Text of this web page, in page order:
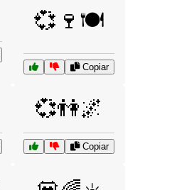
💞🍷🍽️
Copiar
💞👫🌌
Copiar